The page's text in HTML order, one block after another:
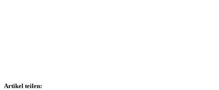
Artikel teilen: